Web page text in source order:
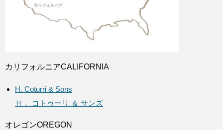
カリフォルニアCALIFORNIA
H. Coturri & Sons
Ｈ． コトゥーリ ＆ サンズ
オレゴンOREGON